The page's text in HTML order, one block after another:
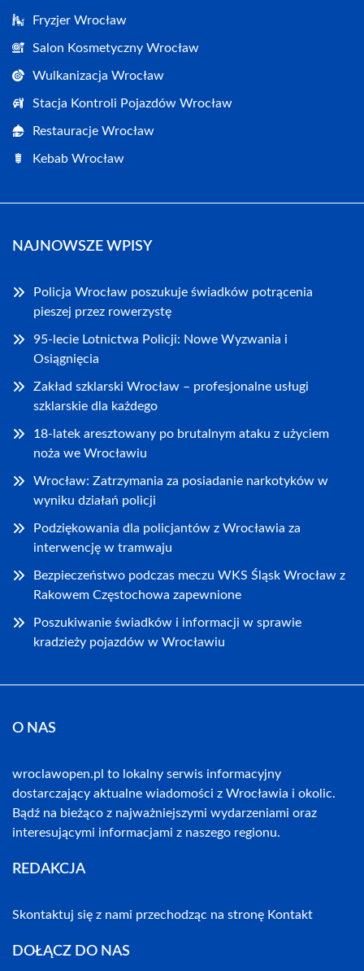
Fryzjer Wrocław
Salon Kosmetyczny Wrocław
Wulkanizacja Wrocław
Stacja Kontroli Pojazdów Wrocław
Restauracje Wrocław
Kebab Wrocław
NAJNOWSZE WPISY
Policja Wrocław poszukuje świadków potrącenia
pieszej przez rowerzystę
95-lecie Lotnictwa Policji: Nowe Wyzwania i
Osiągnięcia
Zakład szklarski Wrocław – profesjonalne usługi
szklarskie dla każdego
18-latek aresztowany po brutalnym ataku z użyciem
noża we Wrocławiu
Wrocław: Zatrzymania za posiadanie narkotyków w
wyniku działań policji
Podziękowania dla policjantów z Wrocławia za
interwencję w tramwaju
Bezpieczeństwo podczas meczu WKS Śląsk Wrocław z
Rakowem Częstochowa zapewnione
Poszukiwanie świadków i informacji w sprawie
kradzieży pojazdów w Wrocławiu
O NAS
wroclawopen.pl to lokalny serwis informacyjny
dostarczający aktualne wiadomości z Wrocławia i okolic.
Bądź na bieżąco z najważniejszymi wydarzeniami oraz
interesującymi informacjami z naszego regionu.
REDAKCJA
Skontaktuj się z nami przechodząc na stronę Kontakt
DOŁĄCZ DO NAS